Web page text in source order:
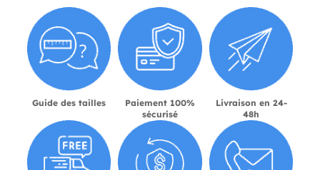
Guide des tailles
Paiement 100%
sécurisé
Livraison en 24-
48h